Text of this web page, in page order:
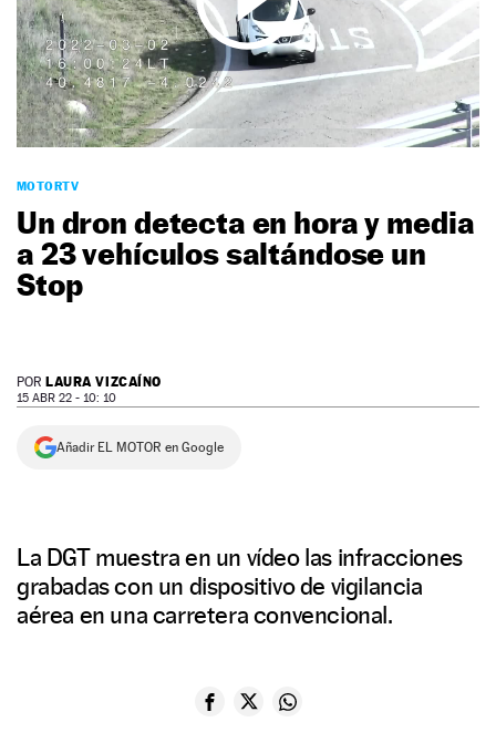
NEWSLETTER
SÍGUENOS
MOTORTV
Un dron detecta en hora y media
a 23 vehículos saltándose un
Stop
POR LAURA VIZCAÍNO
15 ABR 22 - 10: 10
Añadir EL MOTOR en Google
La DGT muestra en un vídeo las infracciones
grabadas con un dispositivo de vigilancia
aérea en una carretera convencional.